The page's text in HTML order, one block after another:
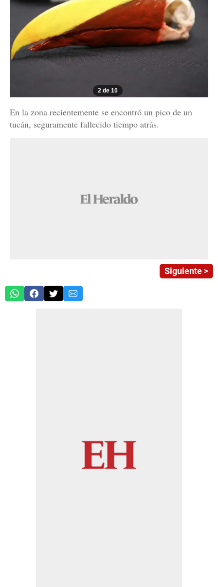
2 de 10
En la zona recientemente se encontró un pico de un
tucán, seguramente fallecido tiempo atrás.
Siguiente >